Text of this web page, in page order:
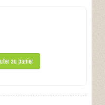
au panier